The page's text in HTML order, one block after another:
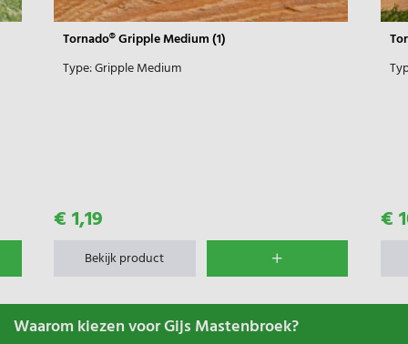
Tornado® Gripple Medium (1)
Type:Gripple Medium
€ 1,19
Bekijk product
€
Waarom kiezen voor Gijs Mastenbroek?